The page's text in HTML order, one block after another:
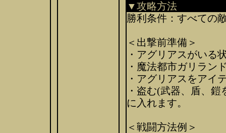
▼攻略方法
勝利条件：すべての
＜出撃前準備＞
・アグリアスがいる
・魔法都市ガリラン
・アグリアスをアイ
・盗む(武器、盾、
に入れます。
＜戦闘方法例＞